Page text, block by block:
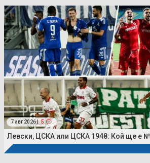
7 авг 2026 | 5
Левски, ЦСКА или ЦСКА 1948: Кой ще е